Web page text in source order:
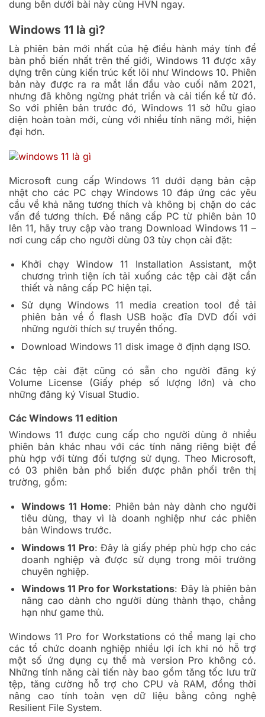
dung bên dưới bài này cùng HVN ngay.
Windows 11 là gì?
Là phiên bản mới nhất của hệ điều hành máy tính để
bàn phổ biến nhất trên thế giới, Windows 11 được xây
dựng trên cùng kiến trúc kết lõi như Windows 10. Phiên
bản này được ra ra mắt lần đầu vào cuối năm 2021,
nhưng đã không ngừng phát triển và cải tiến kể từ đó.
So với phiên bản trước đó, Windows 11 sở hữu giao
diện hoàn toàn mới, cùng với nhiều tính năng mới, hiện
đại hơn.
Microsoft cung cấp Windows 11 dưới dạng bản cập
nhật cho các PC chạy Windows 10 đáp ứng các yêu
cầu về khả năng tương thích và không bị chặn do các
vấn đề tương thích. Để nâng cấp PC từ phiên bản 10
lên 11, hãy truy cập vào trang Download Windows 11 –
nơi cung cấp cho người dùng 03 tùy chọn cài đặt:
Khởi chạy Window 11 Installation Assistant, một
chương trình tiện ích tải xuống các tệp cài đặt cần
thiết và nâng cấp PC hiện tại.
Sử dụng Windows 11 media creation tool để tải
phiên bản về ổ flash USB hoặc đĩa DVD đối với
những người thích sự truyền thống.
Download Windows 11 disk image ở định dạng ISO.
Các tệp cài đặt cũng có sẵn cho người đăng ký
Volume License (Giấy phép số lượng lớn) và cho
những đăng ký Visual Studio.
Các Windows 11 edition
Windows 11 được cung cấp cho người dùng ở nhiều
phiên bản khác nhau với các tính năng riêng biệt để
phù hợp với từng đối tượng sử dụng. Theo Microsoft,
có 03 phiên bản phổ biến được phân phối trên thị
trường, gồm:
Windows 11 Home: Phiên bản này dành cho người
tiêu dùng, thay vì là doanh nghiệp như các phiên
bản Windows trước.
Windows 11 Pro: Đây là giấy phép phù hợp cho các
doanh nghiệp và được sử dụng trong môi trường
chuyên nghiệp.
Windows 11 Pro for Workstations: Đây là phiên bản
nâng cao dành cho người dùng thành thạo, chẳng
hạn như game thủ.
Windows 11 Pro for Workstations có thể mang lại cho
các tổ chức doanh nghiệp nhiều lợi ích khi nó hỗ trợ
một số ứng dụng cụ thể mà version Pro không có.
Những tính năng cài tiến này bao gồm tăng tốc lưu trữ
tệp, tăng cường hỗ trợ cho CPU và RAM, đồng thời
nâng cao tính toàn vẹn dữ liệu bằng công nghệ
Resilient File System.